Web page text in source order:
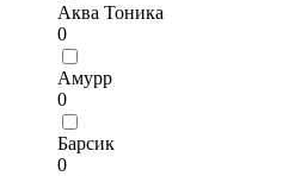
Аква Тоника
0
Амурр
0
Барсик
0